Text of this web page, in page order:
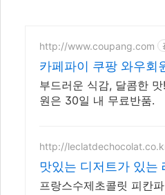
http://www.coupang.com
카페파이 쿠팡 와우회
부드러운 식감, 달콤한
원은 30일 내 무료반품.
http://
맛있는 디저트가 있는
프랑스수제초콜릿 피칸